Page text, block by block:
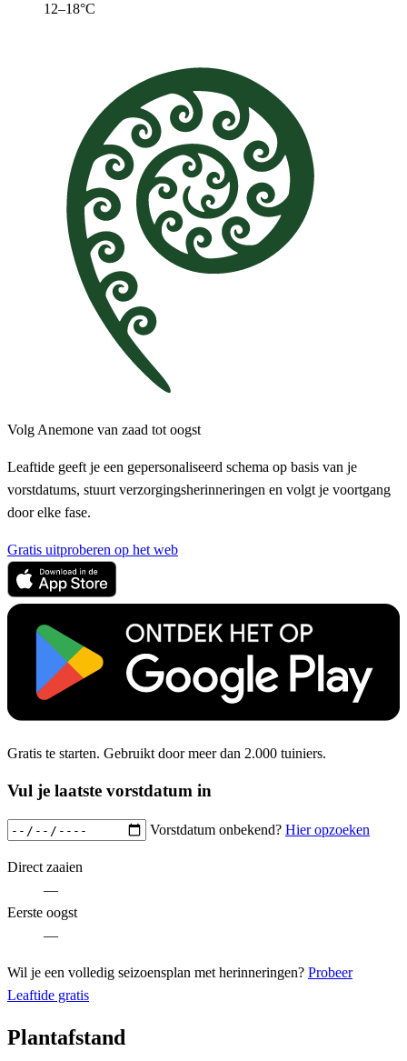
12–18°C
Volg Anemone van zaad tot oogst
Leaftide geeft je een gepersonaliseerd schema op basis van je
vorstdatums, stuurt verzorgingsherinneringen en volgt je voortgang
door elke fase.
Gratis uitproberen op het web
Gratis te starten. Gebruikt door meer dan 2.000 tuiniers.
Vul je laatste vorstdatum in
Vorstdatum onbekend? Hier opzoeken
Direct zaaien
—
Eerste oogst
—
Wil je een volledig seizoensplan met herinneringen? Probeer
Leaftide gratis
Plantafstand